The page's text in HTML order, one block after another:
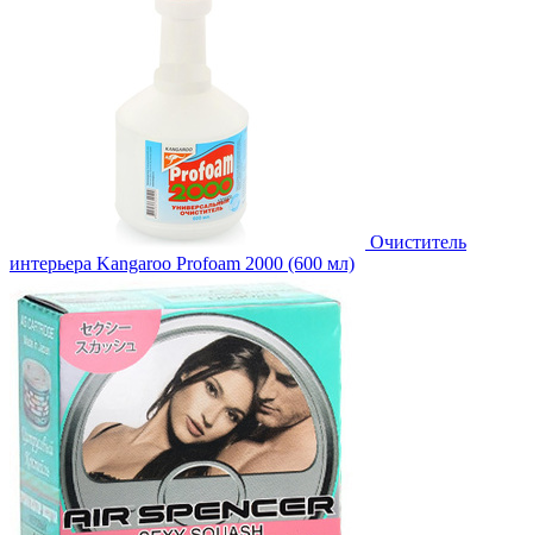
Очиститель
интерьера Kangaroo Profoam 2000 (600 мл)